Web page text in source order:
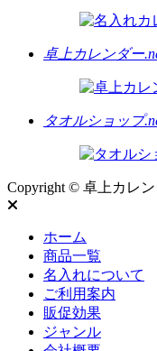
卓上カレンダー
タオルショップ
Copyright © 卓上カレ
ホーム
商品一覧
名入れについて
ご利用案内
販促効果
ジャンル